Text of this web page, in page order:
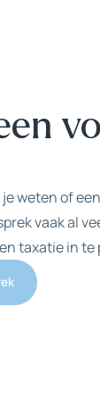
weten of
vaak al
taxatie in